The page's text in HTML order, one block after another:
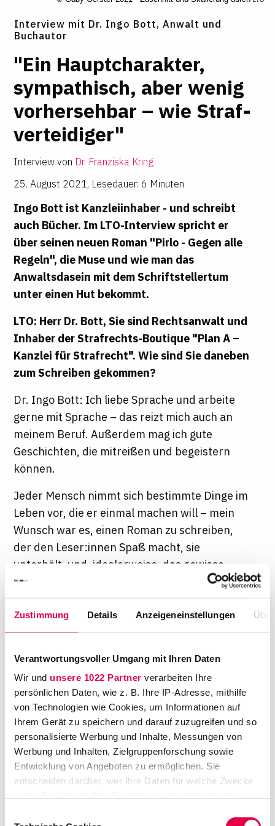
Zustimmung Details Anzeigeneinstellungen
Verantwortungsvoller Umgang mit Ihren Daten
Wir und unsere 1022 Partner verarbeiten Ihre
persönlichen Daten, wie z. B. Ihre IP-Adresse, mithilfe
von Technologien wie Cookies, um Informationen auf
Ihrem Gerät zu speichern und darauf zuzugreifen und so
personalisierte Werbung und Inhalte, Messungen von
Werbung und Inhalten, Zielgruppenforschung sowie
Entwicklung von Angeboten zu ermöglichen. Sie
entscheiden darüber, wer Ihre Daten für welche Zwecke
Interview mit Dr. Ingo Bott, Anwalt und
Buchautor
"Ein Haupt­cha­rakter,
sym­pa­thisch, aber wenig
vor­her­sehbar – wie Straf­
ver­tei­diger"
Interview von Dr. Franziska Kring
25. August 2021, Lesedauer: 6 Minuten
Ingo Bott ist Kanzleiinhaber - und schreibt
auch Bücher. Im LTO-Interview spricht er
über seinen neuen Roman "Pirlo - Gegen alle
Regeln", die Muse und wie man das
Anwaltsdasein mit dem Schriftstellertum
unter einen Hut bekommt.
LTO: Herr Dr. Bott, Sie sind Rechtsanwalt und
Inhaber der Strafrechts-Boutique "Plan A –
Kanzlei für Strafrecht". Wie sind Sie daneben
zum Schreiben gekommen?
Dr. Ingo Bott: Ich liebe Sprache und arbeite
gerne mit Sprache – das reizt mich auch an
meinem Beruf. Außerdem mag ich gute
Geschichten, die mitreißen und begeistern
können.
Jeder Mensch nimmt sich bestimmte Dinge im
Leben vor, die er einmal machen will – mein
Wunsch war es, einen Roman zu schreiben,
der den Leser:innen Spaß macht, sie
unterhält, und, idealerweise, das gewisse
Etwas hat. Als ich mal eine Interrail-Tour quer
durch Japan gemacht habe, habe ich mir die
Geschichte für mein erstes Buch überlegt.
Kafka, mag aber auch Unterhaltungsliteratur
und vor allem Krimis und Thriller, zum Beispiel
von John Grisham oder Romy Hausmann. Ich
interessiere mich sehr für Philosophie. Mein
erster Krimi "Das Recht zu strafen" aus dem
Jahr 2017 war eine Mischung aus Philosophie